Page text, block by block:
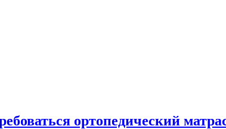
ортопедический